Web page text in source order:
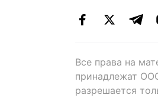
Все права на
принадлежат
разрешается